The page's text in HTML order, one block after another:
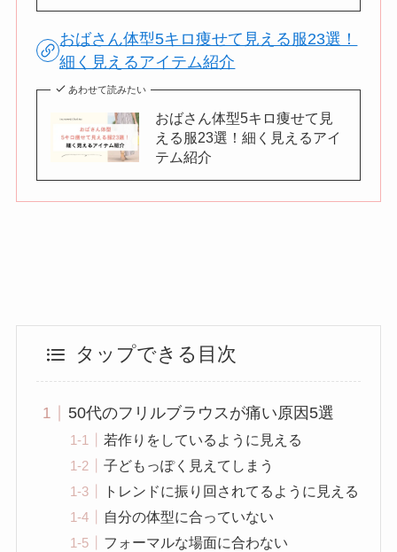
おばさん体型5キロ痩せて見える服23選！
細く見えるアイテム紹介
あわせて読みたい
おばさん体型5キロ痩せて見
える服23選！細く見えるアイ
テム紹介
タップできる目次
50代のフリルブラウスが痛い原因5選
若作りをしているように見える
子どもっぽく見えてしまう
トレンドに振り回されてるように見える
自分の体型に合っていない
フォーマルな場面に合わない